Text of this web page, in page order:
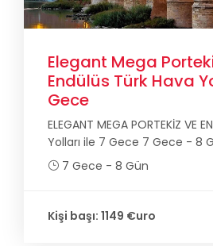
Elegant Mega
Endülüs Türk Hava
Gece
ELEGANT MEGA PORTEKİZ VE
Yolları ile 7 Gece 7 Gece - 8
7 Gece - 8 Gün
Kişi başı: 1149 €uro